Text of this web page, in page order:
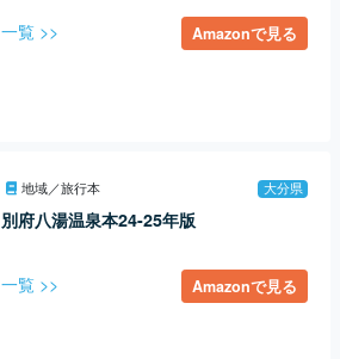
一覧 >> Amazonで見る
地域／旅行本 大分県
別府八湯温泉本24-25年版
一覧 >> Amazonで見る